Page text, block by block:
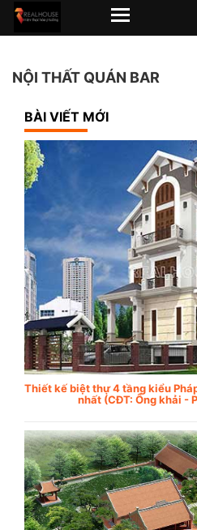
NỘI THẤT QUÁN BAR
BÀI VIẾT MỚI
Thiết kế biệt thự 4 tầng kiểu
nhất (CĐT: Ông khải -